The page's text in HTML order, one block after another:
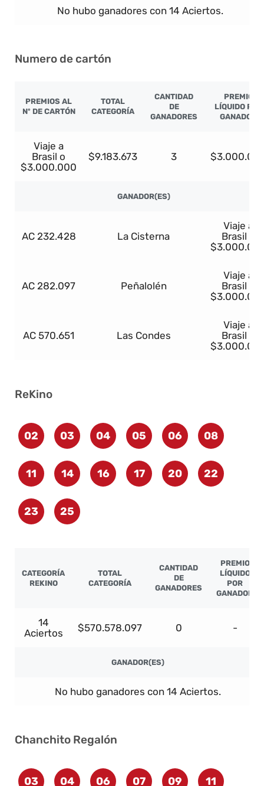
No hubo ganadores con 14 Aciertos.
Numero de cartón
PREMIOS AL
Nº DE CARTÓN
TOTAL
CATEGORÍA
CANTIDAD
DE
GANADORES
PREMIO
LÍQUIDO POR
GANADOR
Viaje a
Brasil o
$3.000.000
$9.183.673 3
GANADOR(ES)
AC 232.428 La Cisterna
Viaje a
Brasil o
AC 282.097 Peñalolén
Viaje a
Brasil o
AC 570.651 Las Condes
Viaje a
Brasil o
ReKino
02 03 04 05 06 08
11 14 16 17 20 22
23 25
CATEGORÍA
REKINO
TOTAL
CATEGORÍA
CANTIDAD
DE
GANADORES
PREMIO
LÍQUIDO
POR
GANADOR
14
Aciertos
$570.578.097 0 -
GANADOR(ES)
No hubo ganadores con 14 Aciertos.
Chanchito Regalón
03 04 06 07 09 11